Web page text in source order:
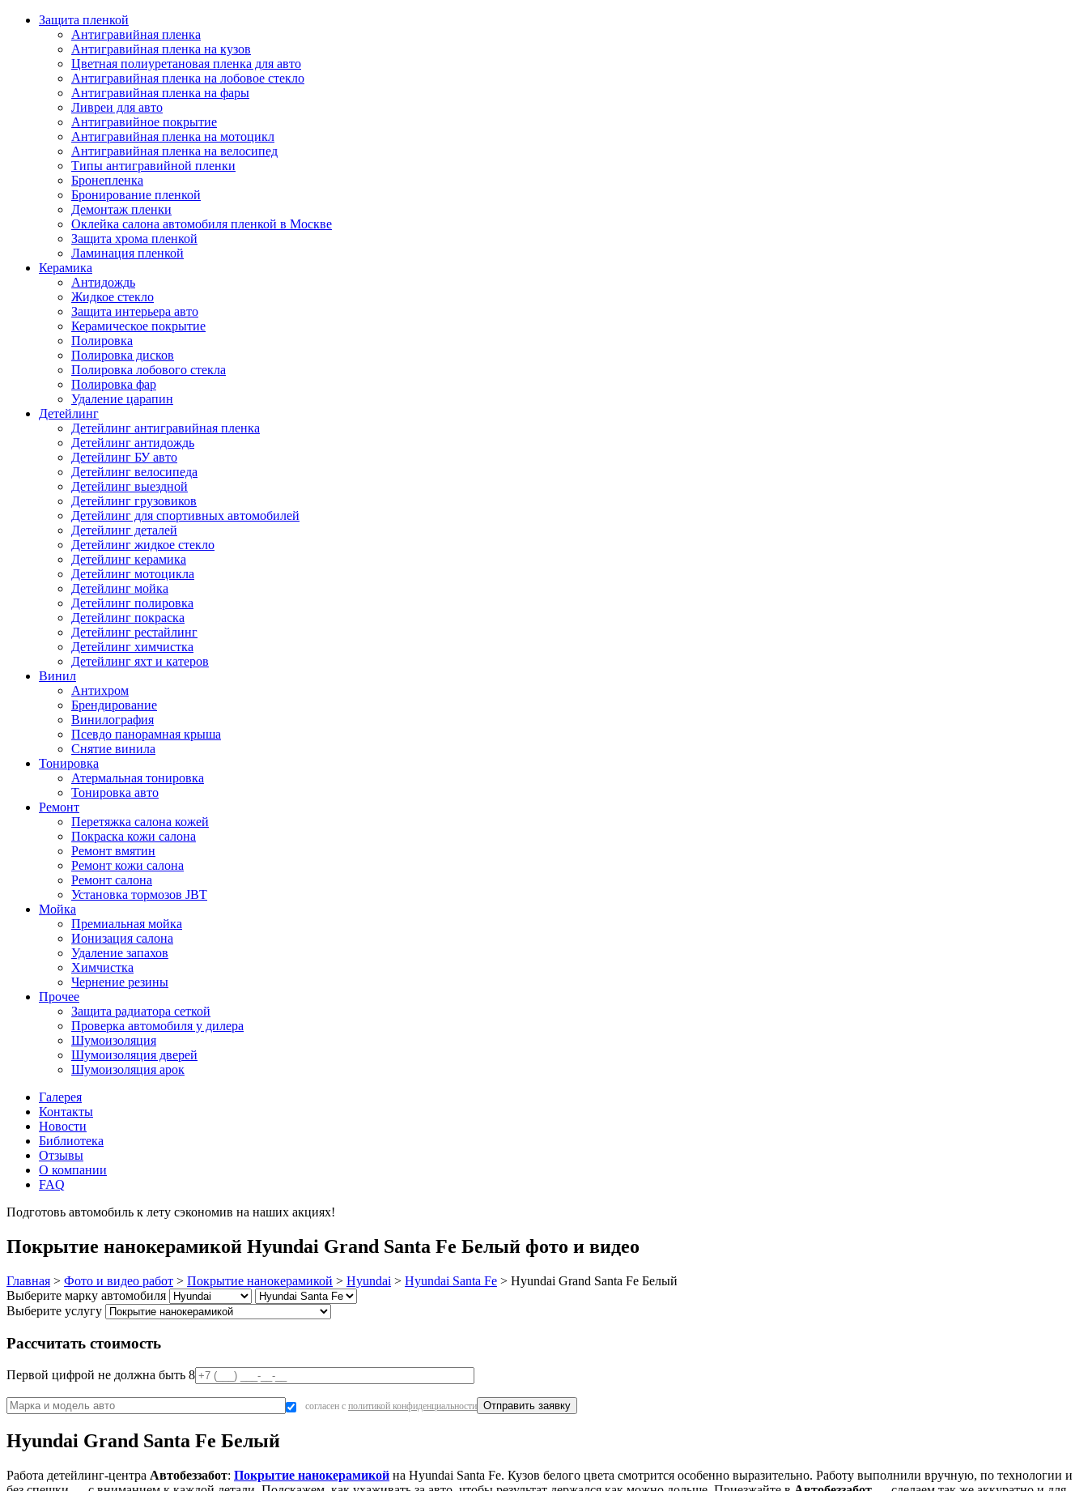
Защита пленкой
Антигравийная пленка
Антигравийная пленка на кузов
Цветная полиуретановая пленка для авто
Антигравийная пленка на лобовое стекло
Антигравийная пленка на фары
Ливреи для авто
Антигравийное покрытие
Антигравийная пленка на мотоцикл
Антигравийная пленка на велосипед
Типы антигравийной пленки
Бронепленка
Бронирование пленкой
Демонтаж пленки
Оклейка салона автомобиля пленкой в Москве
Защита хрома пленкой
Ламинация пленкой
Керамика
Антидождь
Жидкое стекло
Защита интерьера авто
Керамическое покрытие
Полировка
Полировка дисков
Полировка лобового стекла
Полировка фар
Удаление царапин
Детейлинг
Детейлинг антигравийная пленка
Детейлинг антидождь
Детейлинг БУ авто
Детейлинг велосипеда
Детейлинг выездной
Детейлинг грузовиков
Детейлинг для спортивных автомобилей
Детейлинг деталей
Детейлинг жидкое стекло
Детейлинг керамика
Детейлинг мотоцикла
Детейлинг мойка
Детейлинг полировка
Детейлинг покраска
Детейлинг рестайлинг
Детейлинг химчистка
Детейлинг яхт и катеров
Винил
Антихром
Брендирование
Винилография
Псевдо панорамная крыша
Снятие винила
Тонировка
Атермальная тонировка
Тонировка авто
Ремонт
Перетяжка салона кожей
Покраска кожи салона
Ремонт вмятин
Ремонт кожи салона
Ремонт салона
Установка тормозов JBT
Мойка
Премиальная мойка
Ионизация салона
Удаление запахов
Химчистка
Чернение резины
Прочее
Защита радиатора сеткой
Проверка автомобиля у дилера
Шумоизоляция
Шумоизоляция дверей
Шумоизоляция арок
Галерея
Контакты
Новости
Библиотека
Отзывы
О компании
FAQ
Подготовь автомобиль к лету сэкономив на наших акциях!
Покрытие нанокерамикой Hyundai Grand Santa Fe Белый фото и видео
Главная > Фото и видео работ > Покрытие нанокерамикой > Hyundai > Hyundai Santa Fe > Hyundai Grand Santa Fe Белый
Выберите марку автомобиля
Выберите услугу
Рассчитать стоимость
Первой цифрой не должна быть 8
согласен с политикой конфиденциальности
Hyundai Grand Santa Fe Белый
Работа детейлинг-центра Автобеззабот: Покрытие нанокерамикой на Hyundai Santa Fe. Кузов белого цвета смотрится особенно выразительно. Работу выполнили вручную, по технологии и